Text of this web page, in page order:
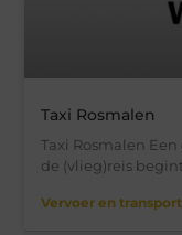
Taxi Rosmalen
Taxi Rosmalen
de (vlieg)reis
Vervoer en transport